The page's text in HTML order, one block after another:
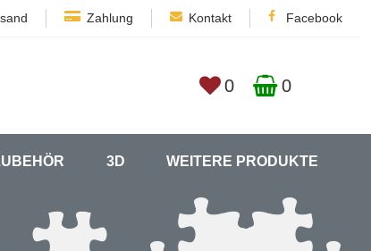
Zahlung Kontakt Facebook
0 0
3D WEITERE PRODUKTE